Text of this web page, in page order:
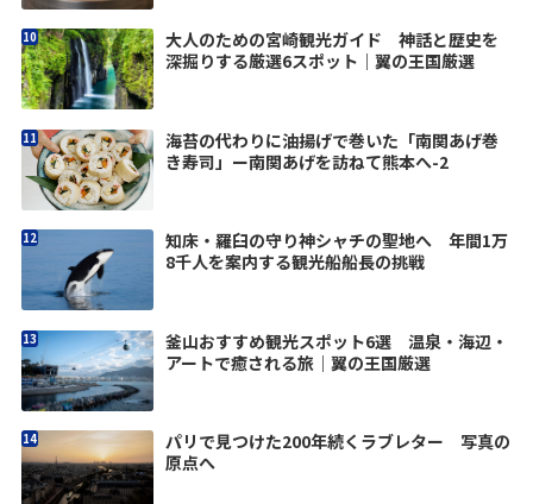
大人のための宮崎観光ガイド 神話と歴史を
深掘りする厳選6スポット｜翼の王国厳選
海苔の代わりに油揚げで巻いた「南関あげ巻
き寿司」ー南関あげを訪ねて熊本へ-2
知床・羅臼の守り神シャチの聖地へ 年間1万
8千人を案内する観光船船長の挑戦
釜山おすすめ観光スポット6選 温泉・海辺・
アートで癒される旅｜翼の王国厳選
パリで見つけた200年続くラブレター 写真の
原点へ